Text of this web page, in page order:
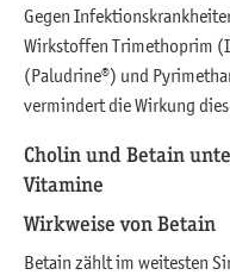
Gegen
Wirkstoffen Trimethoprim
(Paludrine®) und
vermindert die Wirkung
Cholin und Betain
Vitamine
Wirkweise von Betain
Betain zählt im weitesten